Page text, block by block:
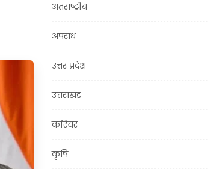
अंतराष्ट्रीय
अपराध
उत्तर प्रदेश
उत्तराखंड
करियर
कृषि